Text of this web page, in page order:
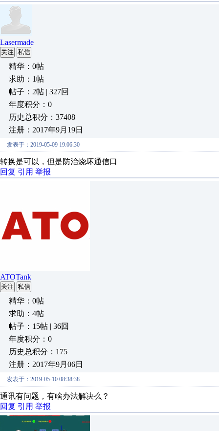
Lasermade
关注 私信
精华：0帖
求助：1帖
帖子：2帖 | 327回
年度积分：0
历史总积分：37408
注册：2017年9月19日
发表于：2019-05-09 19:06:30
转换是可以，但是防治烧坏通信口
回复 引用 举报
ATOTank
关注 私信
精华：0帖
求助：4帖
帖子：15帖 | 36回
年度积分：0
历史总积分：175
注册：2017年9月06日
发表于：2019-05-10 08:38:38
通讯有问题，有啥办法解决么？
回复 引用 举报